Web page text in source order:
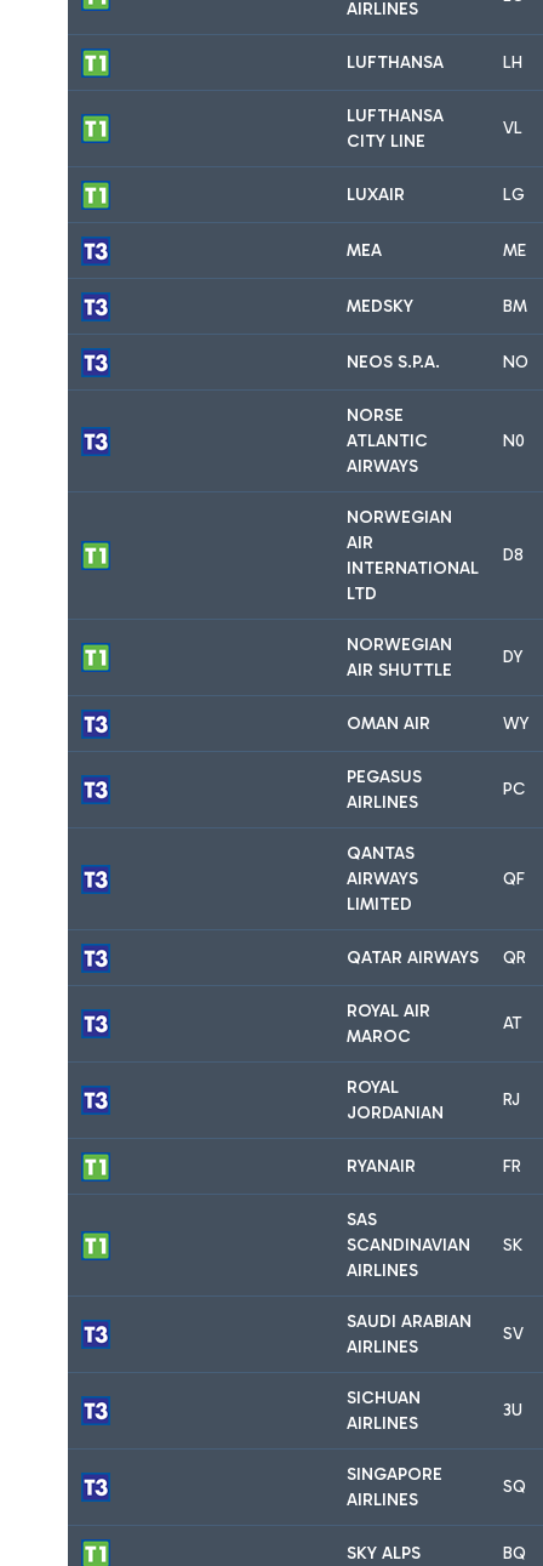
AIRLINES
LUFTHANSA LH
LUFTHANSA
CITY LINE
VL
LUXAIR LG
MEA ME
MEDSKY BM
NEOS S.P.A. NO
NORSE
ATLANTIC
AIRWAYS
N0
NORWEGIAN
AIR
INTERNATIONAL
LTD
D8
NORWEGIAN
AIR SHUTTLE
DY
OMAN AIR WY
PEGASUS
AIRLINES
PC
QANTAS
AIRWAYS
LIMITED
QF
QATAR AIRWAYS QR
ROYAL AIR
MAROC
AT
ROYAL
JORDANIAN
RJ
RYANAIR FR
SAS
SCANDINAVIAN
AIRLINES
SK
SAUDI ARABIAN
AIRLINES
SV
SICHUAN
AIRLINES
3U
SINGAPORE
AIRLINES
SQ
SKY ALPS BQ